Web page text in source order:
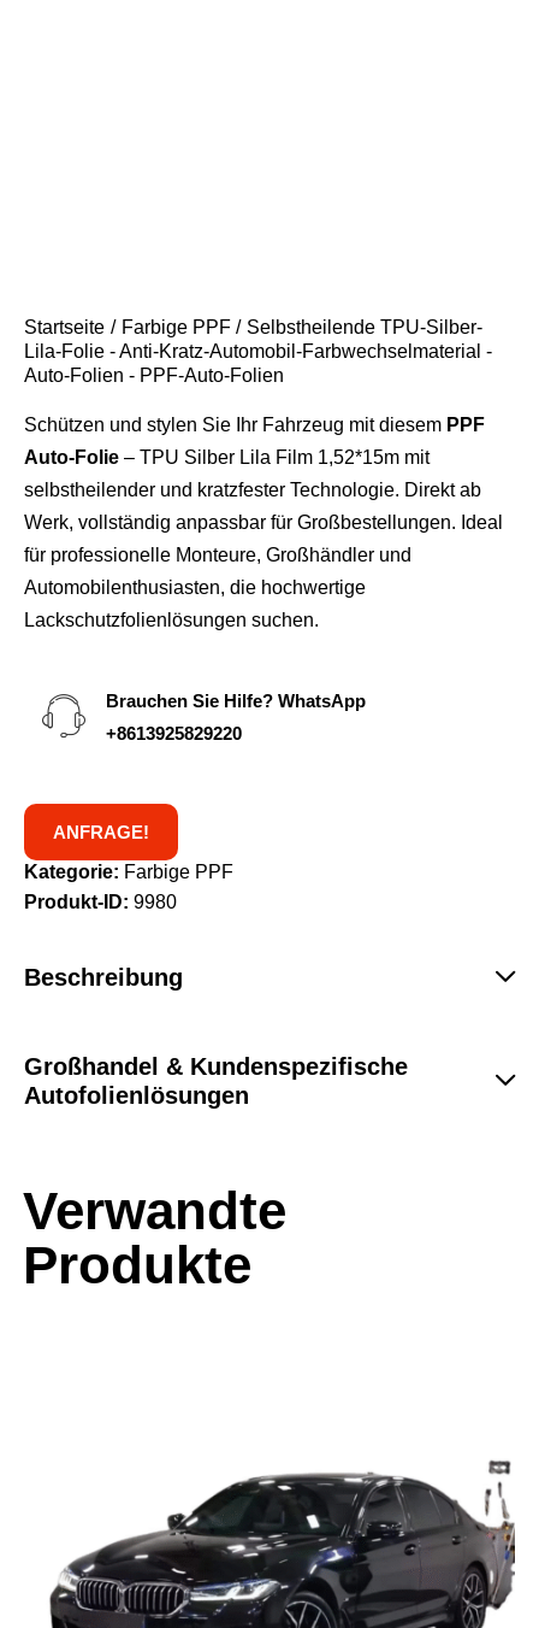
Startseite Farbige PPF
Selbstheilende TPU-Silber-
Lila-Folie - Anti-Kratz-Automobil-Farbwechselmaterial -
Auto-Folien - PPF-Auto-Folien
Schützen und stylen Sie Ihr Fahrzeug mit diesem PPF
Auto-Folie – TPU Silber Lila Film 1,52*15m mit
selbstheilender und kratzfester Technologie. Direkt ab
Werk, vollständig anpassbar für Großbestellungen. Ideal
für professionelle Monteure, Großhändler und
Automobilenthusiasten, die hochwertige
Lackschutzfolienlösungen suchen.
Brauchen Sie Hilfe? WhatsApp
+8613925829220
ANFRAGE!
Kategorie: Farbige PPF
Produkt-ID: 9980
Beschreibung
Großhandel & Kundenspezifische
Autofolienlösungen
Verwandte
Produkte